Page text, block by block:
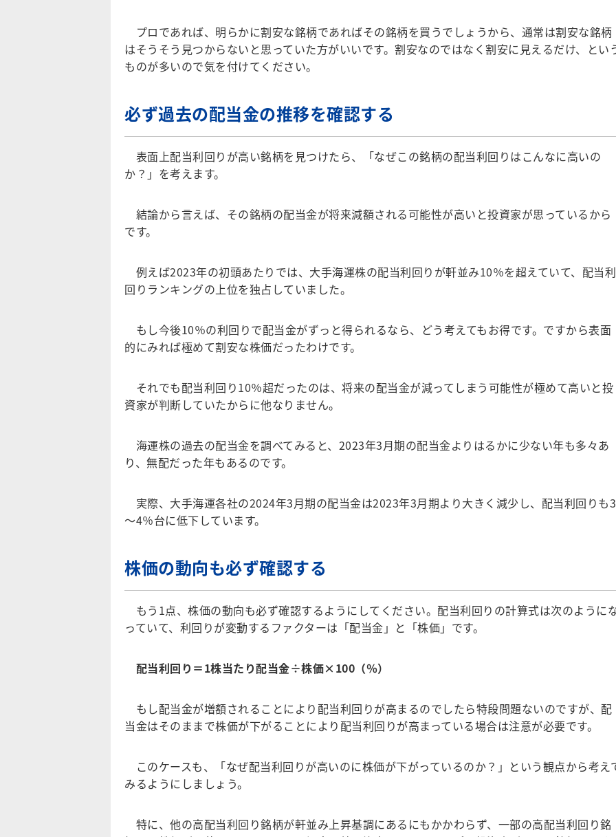
プロであれば、明らかに割安な銘柄であればその銘柄を買うでしょうから、通常は割安な銘柄
はそうそう見つからないと思っていた方がいいです。割安なのではなく割安に見えるだけ、とい
ものが多いので気を付けてください。
必ず過去の配当金の推移を確認する
表面上配当利回りが高い銘柄を見つけたら、「なぜこの銘柄の配当利回りはこんなに高いの
か？」を考えます。
結論から言えば、その銘柄の配当金が将来減額される可能性が高いと投資家が思っているから
です。
例えば2023年の初頭あたりでは、大手海運株の配当利回りが軒並み10％を超えていて、配当利
回りランキングの上位を独占していました。
もし今後10％の利回りで配当金がずっと得られるなら、どう考えてもお得です。ですから表面
的にみれば極めて割安な株価だったわけです。
それでも配当利回り10％超だったのは、将来の配当金が減ってしまう可能性が極めて高いと投
資家が判断していたからに他なりません。
海運株の過去の配当金を調べてみると、2023年3月期の配当金よりはるかに少ない年も多々あ
り、無配だった年もあるのです。
実際、大手海運各社の2024年3月期の配当金は2023年3月期より大きく減少し、配当利回りも3
～4％台に低下しています。
株価の動向も必ず確認する
もう1点、株価の動向も必ず確認するようにしてください。配当利回りの計算式は次のように
っていて、利回りが変動するファクターは「配当金」と「株価」です。
配当利回り＝1株当たり配当金÷株価×100（％）
もし配当金が増額されることにより配当利回りが高まるのでしたら特段問題ないのですが、配
当金はそのままで株価が下がることにより配当利回りが高まっている場合は注意が必要です。
このケースも、「なぜ配当利回りが高いのに株価が下がっているのか？」という観点から考え
みるようにしましょう。
特に、他の高配当利回り銘柄が軒並み上昇基調にあるにもかかわらず、一部の高配当利回り銘